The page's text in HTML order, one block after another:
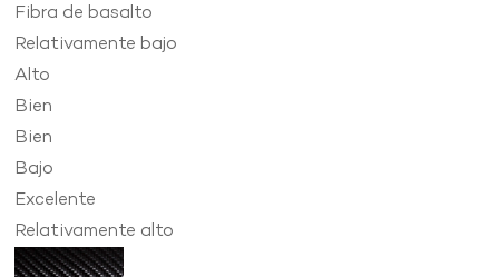
Fibra de basalto
Relativamente bajo
Alto
Bien
Bien
Bajo
Excelente
Relativamente alto